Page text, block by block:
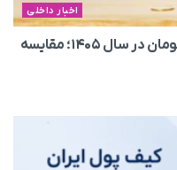
اخبار داخلی
بهترین سرمایه‌گذاری با ۵۰۰ میلیون تومان در سال ۱۴۰۵؛ مقایسه